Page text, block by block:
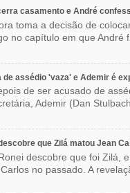
casamento e André
toma a decisão de
no capítulo em que André
de assédio 'vaza' e Ademir é
de ser acusado de
Ademir (Dan
que Zilá matou Jean
descobre que foi Zilá, e
no passado. A